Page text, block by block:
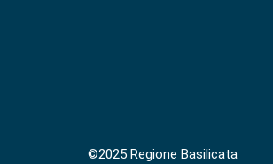
©2025 Regione Basilicata